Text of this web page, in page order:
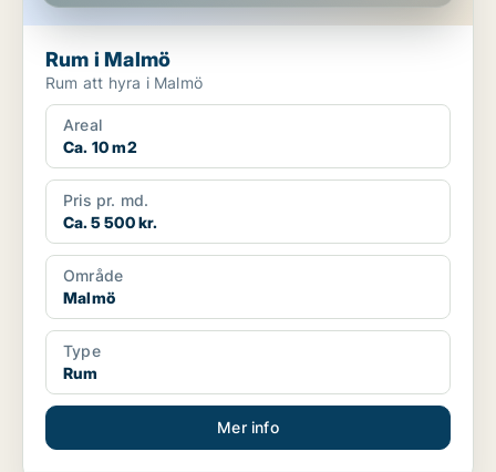
Rum i Malmö
Rum att hyra i Malmö
Areal
Ca. 10 m2
Pris pr. md.
Ca. 5 500 kr.
Område
Malmö
Type
Rum
Mer info